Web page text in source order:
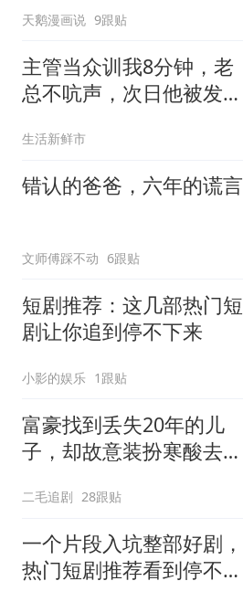
天鹅漫画说 9跟贴
主管当众训我8分钟，老
总不吭声，次日他被发配
生活新鲜市
错认的爸爸，六年的谎言
文师傅踩不动 6跟贴
短剧推荐：这几部热门短
剧让你追到停不下来
小影的娱乐 1跟贴
富豪找到丢失20年的儿
子，却故意装扮寒酸去相
二毛追剧 28跟贴
一个片段入坑整部好剧，
热门短剧推荐看到停不下